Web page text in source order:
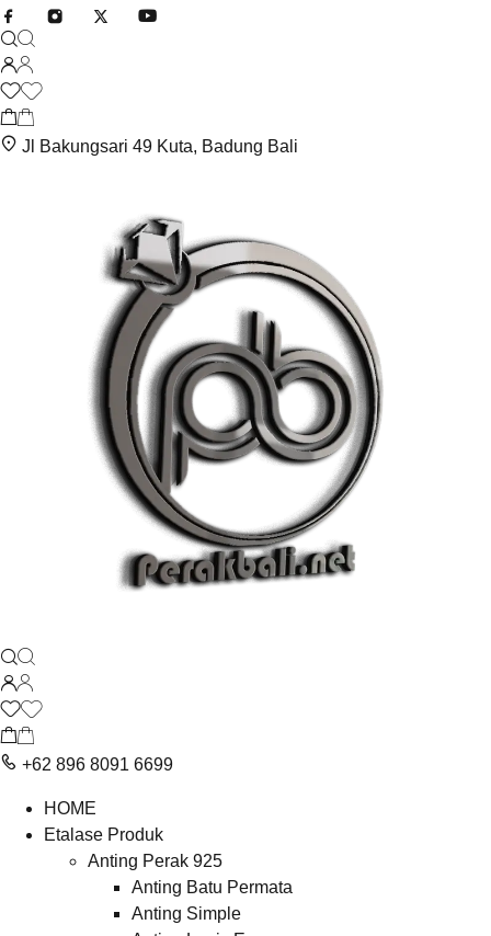
Jl Bakungsari 49 Kuta, Badung Bali
+62 896 8091 6699
HOME
Etalase Produk
Anting Perak 925
Anting Batu Permata
Anting Simple